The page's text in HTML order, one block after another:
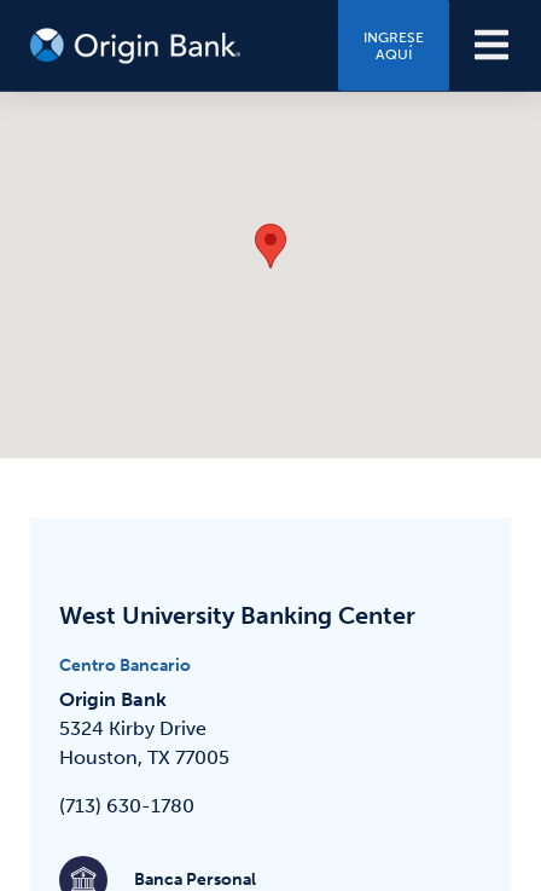
INGRESE
AQUÍ
West University Banking Center
Centro Bancario
Origin Bank
5324 Kirby Drive
Houston, TX 77005
(713) 630-1780
Banca Personal